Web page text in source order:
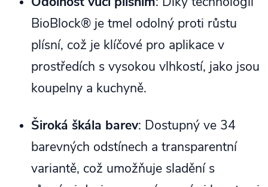
BioBlock® je tmel odolný proti růstu
plísní, což je klíčové pro aplikace v
prostředích s vysokou vlhkostí, jako jsou
koupelny a kuchyně.
Široká škála barev: Dostupný ve 34
barevných odstínech a transparentní
variantě, což umožňuje sladění s